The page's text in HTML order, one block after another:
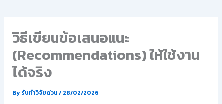
วิธีเขียนข้อเสนอแนะ
(Recommendations) ให้ใช้งาน
ได้จริง
Byรับทำวิจัยด่วน / 28/02/2026